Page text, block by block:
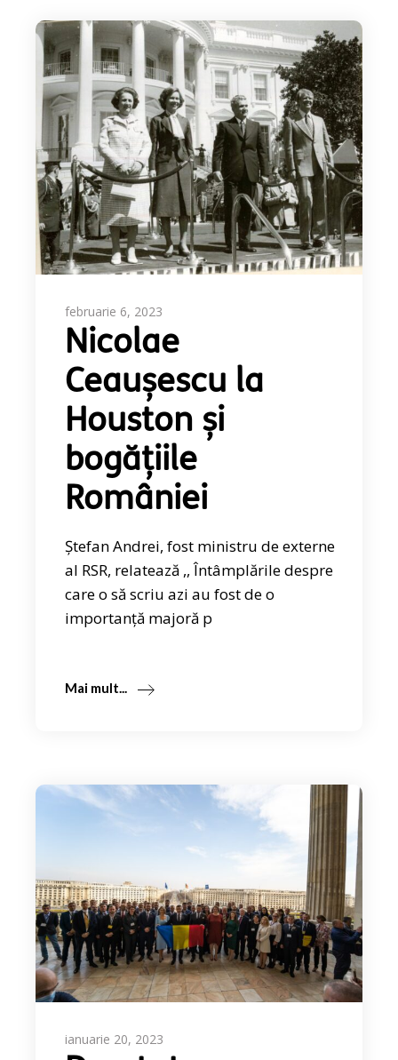
februarie 6, 2023
Nicolae
Ceaușescu la
Houston și
bogățiile
României
Ștefan Andrei, fost ministru de externe
al RSR, relatează ,, Întâmplările despre
care o să scriu azi au fost de o
importanță majoră p
Mai mult...
ianuarie 20, 2023